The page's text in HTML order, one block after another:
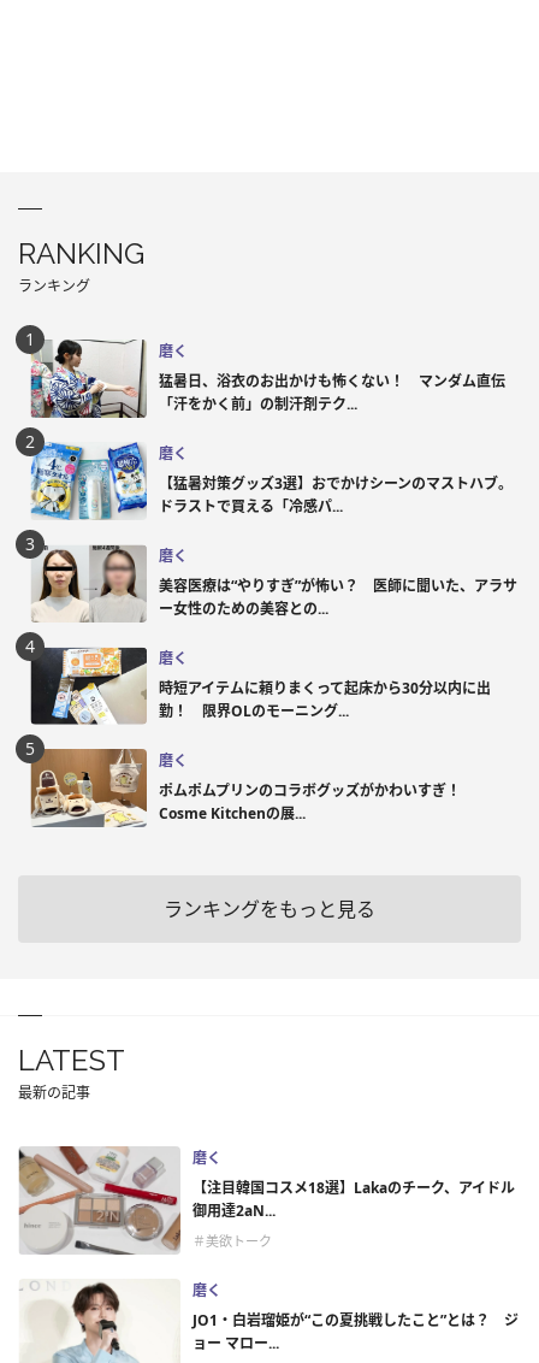
RANKING
ランキング
磨く
猛暑日、浴衣のお出かけも怖くない！ マンダム直伝
「汗をかく前」の制汗剤テク...
磨く
【猛暑対策グッズ3選】おでかけシーンのマストハブ。
ドラストで買える「冷感パ...
磨く
美容医療は“やりすぎ”が怖い？ 医師に聞いた、アラサ
ー女性のための美容との...
磨く
時短アイテムに頼りまくって起床から30分以内に出
勤！ 限界OLのモーニング...
磨く
ポムポムプリンのコラボグッズがかわいすぎ！
Cosme Kitchenの展...
ランキングをもっと見る
LATEST
最新の記事
磨く
【注目韓国コスメ18選】Lakaのチーク、アイドル
御用達2aN...
＃美欲トーク
磨く
JO1・白岩瑠姫が“この夏挑戦したこと”とは？ ジ
ョー マロー...